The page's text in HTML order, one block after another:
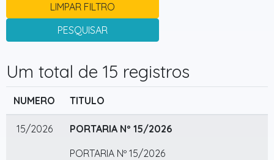
LIMPAR FILTRO
PESQUISAR
Um total de 15 registros
NUMERO TITULO
15/2026
PORTARIA Nº 15/2026
PORTARIA Nº 15/2026